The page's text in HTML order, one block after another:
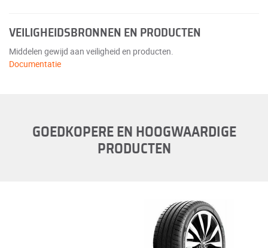
VEILIGHEIDSBRONNEN EN PRODUCTEN
Middelen gewijd aan veiligheid en producten.
Documentatie
GOEDKOPERE EN HOOGWAARDIGE
PRODUCTEN